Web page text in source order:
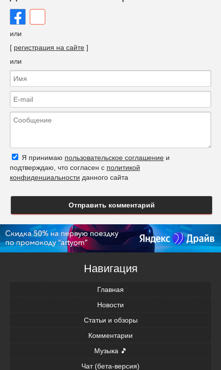
или
[ регистрация на сайте ]
или
Я принимаю пользовательское соглашение и
подтверждаю, что согласен с политикой
конфиденциальности данного сайта
Отправить комментарий
Навигация
Главная
Новости
Статьи и обзоры
Комментарии
Музыка 🎵
Чат (бета-версия)